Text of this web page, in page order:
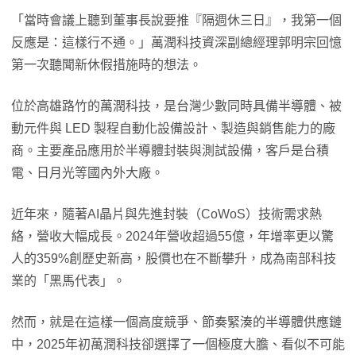
「當時會議上聽到董事長說要推『隔週休三日』，我第一個
反應是：這樣行不通。」萬潤科技資深副總經理郭明宗回憶
第一次聽聞新休假措施時的想法。
位於高雄路竹的萬潤科技，是台灣少數同時具備半導體、被
動元件與 LED 製程自動化設備設計、製造與銷售能力的廠
商。主要產品應用於半導體封裝與測試設備，客戶是台積
電、日月光等國內外大廠。
近年來，隨著AI晶片與先進封裝（CoWoS）技術需求熱
絡，營收大幅成長。2024年營收超過55億，年增率更以驚
人的359%創歷史新高，股價也在不斷攀升，成為南部科技
業的「黑馬代表」。
然而，就是在這樣一個高度競爭、節奏緊湊的半導體供應鏈
中，2025年初萬潤科技卻選擇了一個極度大膽、看似不可能